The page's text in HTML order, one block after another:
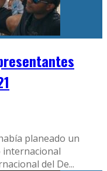
planeado un
del De...